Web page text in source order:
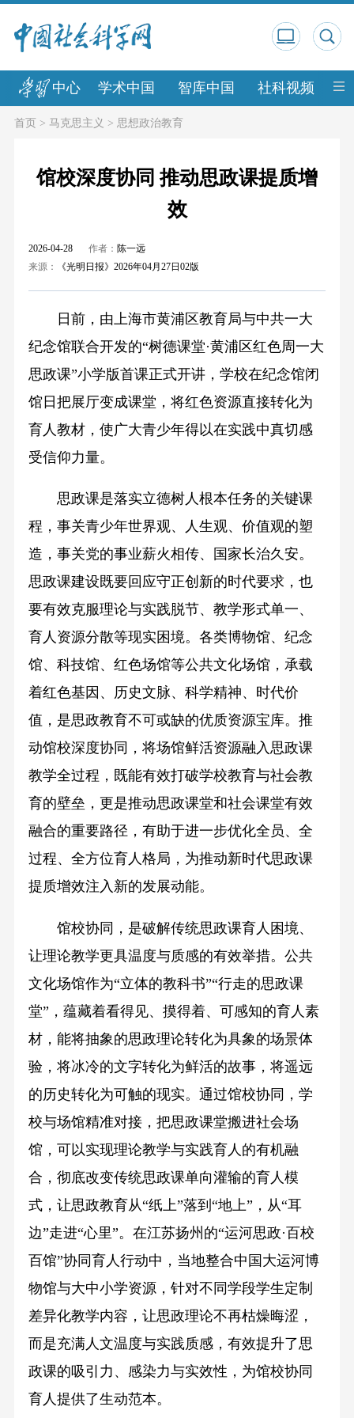
中心 学术中国 智库中国 社科视频 中
首页> 马克思主义 > 思想政治教育
馆校深度协同 推动思政课提质增
效
2026-04-28 作者： 陈一远
来源：
《光明日报》2026年04月27日02版
日前，由上海市黄浦区教育局与中共一大
纪念馆联合开发的“树德课堂·黄浦区红色周一大
思政课”小学版首课正式开讲，学校在纪念馆闭
馆日把展厅变成课堂，将红色资源直接转化为
育人教材，使广大青少年得以在实践中真切感
受信仰力量。
思政课是落实立德树人根本任务的关键课
程，事关青少年世界观、人生观、价值观的塑
造，事关党的事业薪火相传、国家长治久安。
思政课建设既要回应守正创新的时代要求，也
要有效克服理论与实践脱节、教学形式单一、
育人资源分散等现实困境。各类博物馆、纪念
馆、科技馆、红色场馆等公共文化场馆，承载
着红色基因、历史文脉、科学精神、时代价
值，是思政教育不可或缺的优质资源宝库。推
动馆校深度协同，将场馆鲜活资源融入思政课
教学全过程，既能有效打破学校教育与社会教
育的壁垒，更是推动思政课堂和社会课堂有效
融合的重要路径，有助于进一步优化全员、全
过程、全方位育人格局，为推动新时代思政课
提质增效注入新的发展动能。
馆校协同，是破解传统思政课育人困境、
让理论教学更具温度与质感的有效举措。公共
文化场馆作为“立体的教科书”“行走的思政课
堂”，蕴藏着看得见、摸得着、可感知的育人素
材，能将抽象的思政理论转化为具象的场景体
验，将冰冷的文字转化为鲜活的故事，将遥远
的历史转化为可触的现实。通过馆校协同，学
校与场馆精准对接，把思政课堂搬进社会场
馆，可以实现理论教学与实践育人的有机融
合，彻底改变传统思政课单向灌输的育人模
式，让思政教育从“纸上”落到“地上”，从“耳
边”走进“心里”。在江苏扬州的“运河思政·百校
百馆”协同育人行动中，当地整合中国大运河博
物馆与大中小学资源，针对不同学段学生定制
差异化教学内容，让思政理论不再枯燥晦涩，
而是充满人文温度与实践质感，有效提升了思
政课的吸引力、感染力与实效性，为馆校协同
育人提供了生动范本。